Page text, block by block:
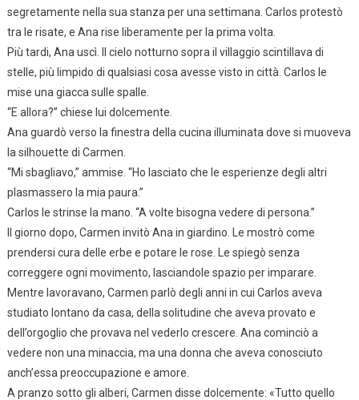
segretamente nella sua stanza per una settimana. Carlos protestò
tra le risate, e Ana rise liberamente per la prima volta.
Più tardi, Ana uscì. Il cielo notturno sopra il villaggio scintillava di
stelle, più limpido di qualsiasi cosa avesse visto in città. Carlos le
mise una giacca sulle spalle.
“E allora?” chiese lui dolcemente.
Ana guardò verso la finestra della cucina illuminata dove si muoveva
la silhouette di Carmen.
“Mi sbagliavo,” ammise. “Ho lasciato che le esperienze degli altri
plasmassero la mia paura.”
Carlos le strinse la mano. “A volte bisogna vedere di persona.”
Il giorno dopo, Carmen invitò Ana in giardino. Le mostrò come
prendersi cura delle erbe e potare le rose. Le spiegò senza
correggere ogni movimento, lasciandole spazio per imparare.
Mentre lavoravano, Carmen parlò degli anni in cui Carlos aveva
studiato lontano da casa, della solitudine che aveva provato e
dell’orgoglio che provava nel vederlo crescere. Ana cominciò a
vedere non una minaccia, ma una donna che aveva conosciuto
anch’essa preoccupazione e amore.
A pranzo sotto gli alberi, Carmen disse dolcemente: «Tutto quello